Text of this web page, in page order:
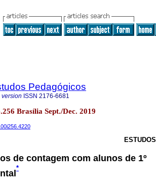
Pedagógicos
ISSN 2176-6681
Brasília Sept./Dec. 2019
ESTUDOS
de contagem com alunos de 1º
*